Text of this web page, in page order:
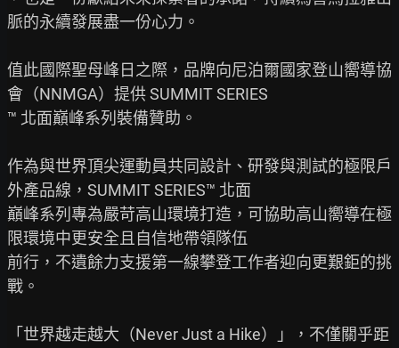
脈的永續發展盡一份心力。
值此國際聖母峰日之際，品牌向尼泊爾國家登山嚮導協
會（NNMGA）提供 SUMMIT SERIES
™ 北面巔峰系列裝備贊助。
作為與世界頂尖運動員共同設計、研發與測試的極限戶
外產品線，SUMMIT SERIES™ 北面
巔峰系列專為嚴苛高山環境打造，可協助高山嚮導在極
限環境中更安全且自信地帶領隊伍
前行，不遺餘力支援第一線攀登工作者迎向更艱鉅的挑
戰。
「世界越走越大（Never Just a Hike）」，不僅關乎距